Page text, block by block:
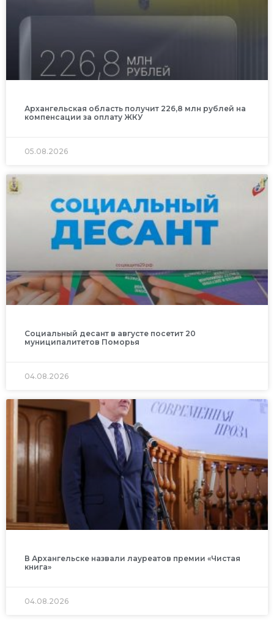
Архангельская область получит 226,8 млн рублей на
компенсации за оплату ЖКУ
05.08.2026
Социальный десант в августе посетит 20
муниципалитетов Поморья
04.08.2026
В Архангельске назвали лауреатов премии «Чистая
книга»
04.08.2026